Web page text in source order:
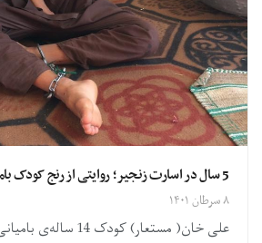
5 سال در اسارت زنجیر؛ روایتی از رنج کودک بامیانی و خانواده‌اش
۸ سرطان ۱۴۰۱
علی خان( مستعار) کودک